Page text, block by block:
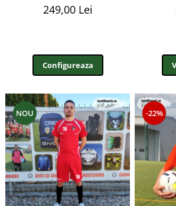
249,00 Lei
Configureaza
NOU -22%